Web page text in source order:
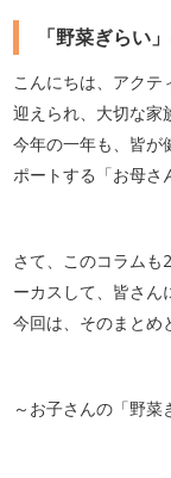
「野菜ぎらい
こんにちは、アク
迎えられ、大切な家
今年の一年も、皆が
ポートする「お母さ
さて、このコラムも
ーカスして、皆さん
今回は、そのまとめ
～お子さんの「野菜